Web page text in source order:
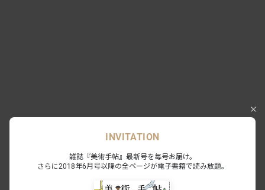
ビアズリーの系譜 アールヌーヴォー、
下関市立美術館｜山口
INVITATION
雑誌『美術手帖』最新号を毎号お届け。
さらに2018年6月号以降の全ページが電子書籍で読み放題。